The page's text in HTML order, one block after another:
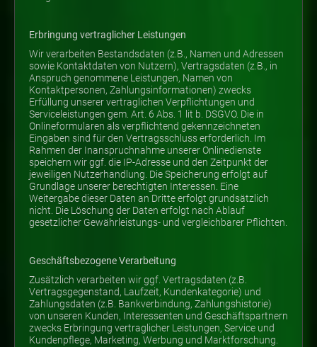
Erbringung vertraglicher Leistungen
Wir verarbeiten Bestandsdaten (z.B., Namen und Adressen
sowie Kontaktdaten von Nutzern), Vertragsdaten (z.B., in
Anspruch genommene Leistungen, Namen von
Kontaktpersonen, Zahlungsinformationen) zwecks
Erfüllung unserer vertraglichen Verpflichtungen und
Serviceleistungen gem. Art. 6 Abs. 1 lit b. DSGVO. Die in
Onlineformularen als verpflichtend gekennzeichneten
Eingaben sind für den Vertragsschluss erforderlich. Im
Rahmen der Inanspruchnahme unserer Onlinedienste
speichern wir ggf. die IP-Adresse und den Zeitpunkt der
jeweiligen Nutzerhandlung. Die Speicherung erfolgt auf
Grundlage unserer berechtigten Interessen. Eine
Weitergabe dieser Daten an Dritte erfolgt grundsätzlich
nicht. Die Löschung der Daten erfolgt nach Ablauf
gesetzlicher Gewährleistungs- und vergleichbarer Pflichten.
Geschäftsbezogene Verarbeitung
Zusätzlich verarbeiten wir ggf. Vertragsdaten (z.B.
Vertragsgegenstand, Laufzeit, Kundenkategorie) und
Zahlungsdaten (z.B. Bankverbindung, Zahlungshistorie)
von unseren Kunden, Interessenten und Geschäftspartnern
zwecks Erbringung vertraglicher Leistungen, Service und
Kundenpflege, Marketing, Werbung und Marktforschung.